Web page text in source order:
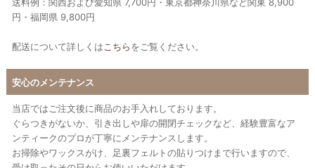
円・福岡県 9,800円
配送について詳しくは こちらをご覧ください。
安心のメンテナンス
当店ではご注文後に商品のお手入れしております。
ぐらつきがないか、引き出しや扉の開閉チェックなど、経験豊富なア
ンティークのプロが丁寧にメンテナンスします。
お掃除やワックスがけ、足裏フェルトの貼りつけまで行いますので、